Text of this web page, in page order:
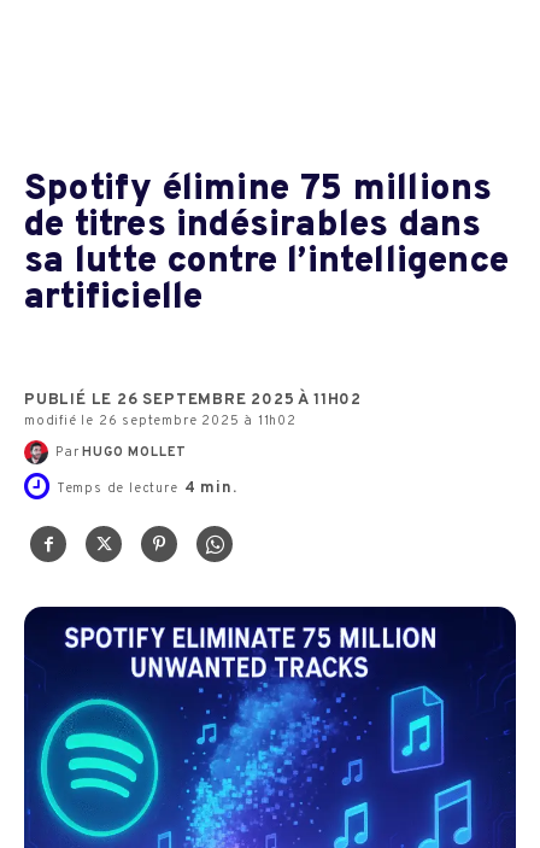
Spotify élimine 75 millions
de titres indésirables dans
sa lutte contre l’intelligence
artificielle
PUBLIÉ LE 26 SEPTEMBRE 2025 À 11H02
modifié le 26 septembre 2025 à 11h02
Par HUGO MOLLET
Temps de lecture 4 min.